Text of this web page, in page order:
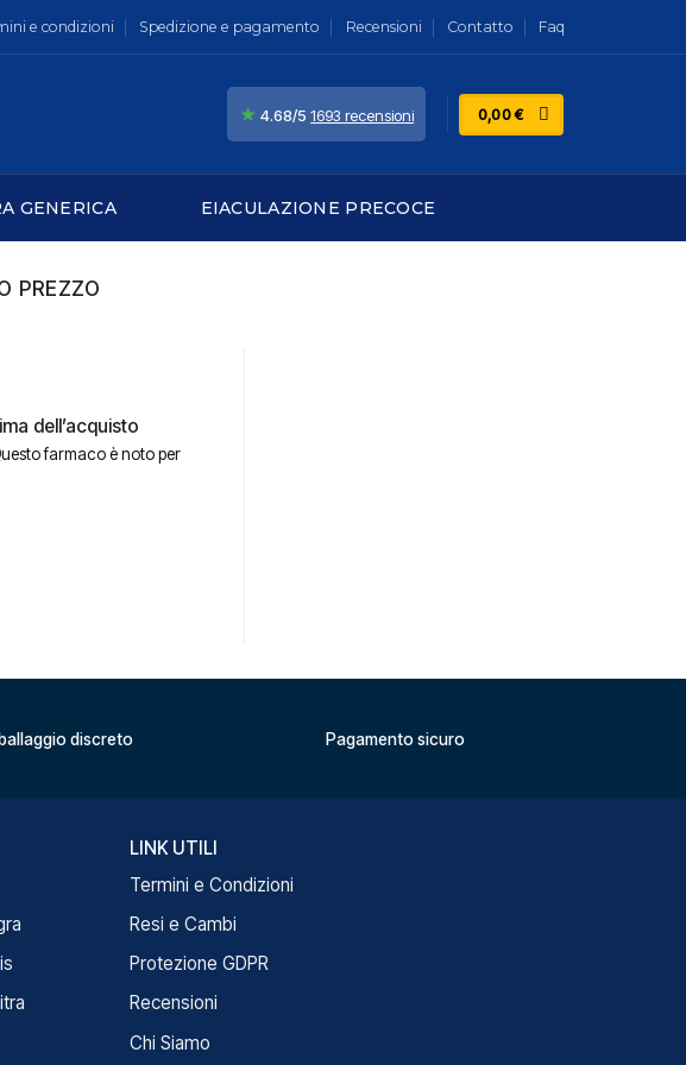
e condizioni Spedizione e pagamento Recensioni Contatto Faq
★ 4.68/5 1693 recensioni 0,00€
GENERICA EIACULAZIONE PRECOCE
PREZZO
dell’acquisto
farmaco è noto per
discreto Pagamento sicuro
LINK UTILI
Termini e Condizioni
Resi e Cambi
Protezione GDPR
Recensioni
Chi Siamo